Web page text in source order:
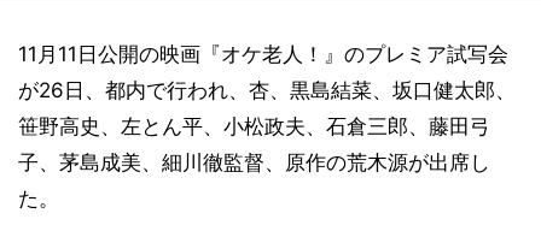
11月11日公開の映画『オケ老人！』のプレミア試写会
が26日、都内で行われ、杏、黒島結菜、坂口健太郎、
笹野高史、左とん平、小松政夫、石倉三郎、藤田弓
子、茅島成美、細川徹監督、原作の荒木源が出席し
た。